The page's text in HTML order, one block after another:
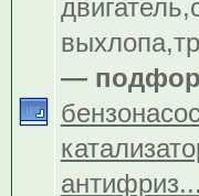
—
антифриз...